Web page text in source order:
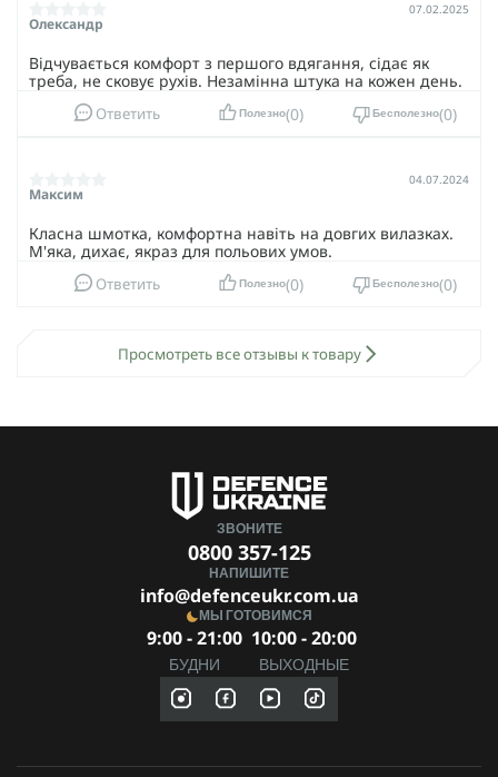
Олександр
07.02.2025
Відчувається комфорт з першого вдягання, сідає як
треба, не сковує рухів. Незамінна штука на кожен день.
Ответить Полезно 0 Бесполезно 0
Максим
04.07.2024
Класна шмотка, комфортна навіть на довгих вилазках.
М'яка, дихає, якраз для польових умов.
Ответить Полезно 0 Бесполезно 0
Просмотреть все отзывы к товару
ЗВОНИТЕ
0800 357-125
НАПИШИТЕ
info@defenceukr.com.ua
МЫ ГОТОВИМСЯ
9:00 - 21:00
БУДНИ
10:00 - 20:00
ВЫХОДНЫЕ